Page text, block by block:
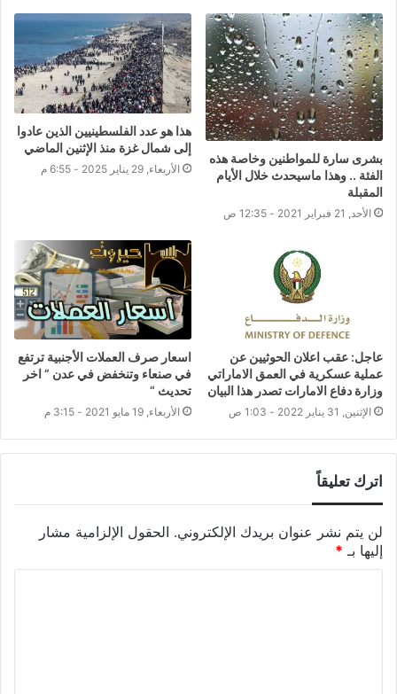
بشرى سارة للمواطنين وخاصة هذه
الفئة .. وهذا ماسيحدث خلال الأيام
المقبلة
الأحد, 21 فبراير 2021 - 12:35 ص
هذا هو عدد الفلسطينيين الذين عادوا
إلى شمال غزة منذ الإثنين الماضي
الأربعاء, 29 يناير 2025 - 6:55 م
عاجل: عقب اعلان الحوثيين عن
عملية عسكرية في العمق الاماراتي
وزارة دفاع الامارات تصدر هذا البيان
الإثنين, 31 يناير 2022 - 1:03 ص
اسعار صرف العملات الأجنبية ترتفع
في صنعاء وتنخفض في عدن ” اخر
تحديث “
الأربعاء, 19 مايو 2021 - 3:15 م
اترك تعليقاً
لن يتم نشر عنوان بريدك الإلكتروني. الحقول الإلزامية مشار
إليها بـ *